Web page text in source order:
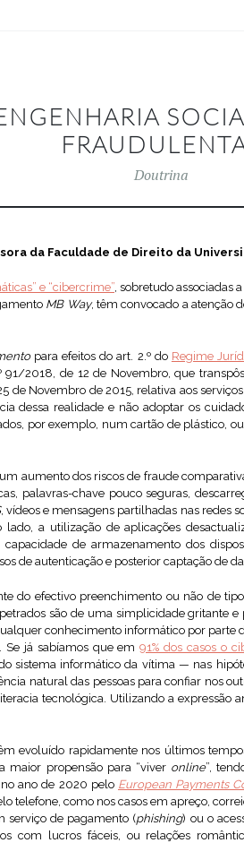
Doutrina
da Faculdade de Direito da
e “cibercrime”, sobretudo associadas
MB Way, têm convocado a atenção
para efeitos do art. 2.º do Regime
91/2018, de 12 de Novembro, que
de Novembro de 2015, relativa aos
dessa realidade e não adoptar os
por exemplo, num cartão de plástico,
aumento dos riscos de fraude
palavras-chave pouco seguras,
, vídeos e mensagens partilhadas nas redes
lado, a utilização de aplicações
de armazenamento dos
de autenticação e posterior captação de
do efectivo preenchimento ou não de
são de uma simplicidade gritante
conhecimento informático por parte
Se já sabíamos que em91% dos casos o
sistema informático da vítima — nas
natural das pessoas para confiar nos
tecnológica. Utilizando a expressão
evoluído rapidamente nos últimos
maior propensão para “viver online”,
ano de 2020 pelo European Payments
telefone, como nos casos em apreço,
serviço de pagamento (phishing) ou o
com lucros fáceis, ou relações